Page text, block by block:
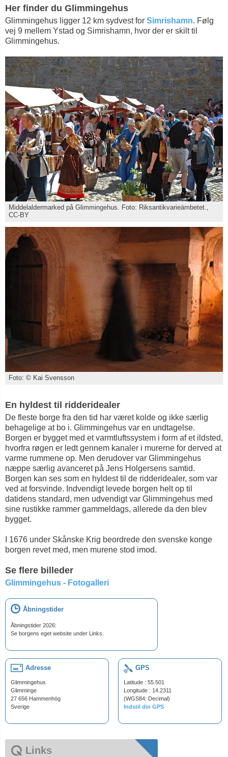
Her finder du Glimmingehus
Glimmingehus ligger 12 km sydvest for Simrishamn. Følg
vej 9 mellem Ystad og Simrishamn, hvor der er skilt til
Glimmingehus.
Middelaldermarked på Glimmingehus. Foto: Riksantikvarieämbetet.,
CC-BY
Foto: © Kai Svensson
En hyldest til ridderidealer
De fleste borge fra den tid har været kolde og ikke særlig
behagelige at bo i. Glimmingehus var en undtagelse.
Borgen er bygget med et varmtluftssystem i form af et ildsted,
hvorfra røgen er ledt gennem kanaler i murerne for derved at
varme rummene op. Men derudover var Glimmingehus
næppe særlig avanceret på Jens Holgersens samtid.
Borgen kan ses som en hyldest til de ridderidealer, som var
ved at forsvinde. Indvendigt levede borgen helt op til
datidens standard, men udvendigt var Glimmingehus med
sine rustikke rammer gammeldags, allerede da den blev
bygget.
I 1676 under Skånske Krig beordrede den svenske konge
borgen revet med, men murene stod imod.
Se flere billeder
Glimmingehus - Fotogalleri
Åbningstider
Åbningstider 2026:
Se borgens eget website under Links.
Adresse
Glimmingehus
Glimminge
27 656 Hammenhög
Sverige
GPS
Latitude : 55.501
Longitude : 14.2311
(WGS84: Decimal)
Indstil din GPS
Links